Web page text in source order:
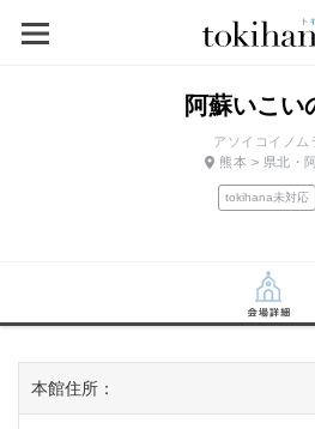
阿蘇いこい
アソイコイノム
熊本 > 県北・
tokihana未対応
本館住所：